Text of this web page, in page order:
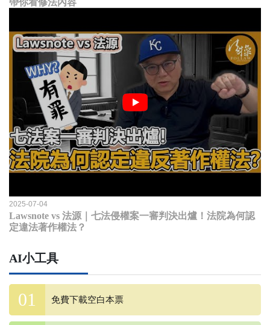
帶你看修法內容
2025-07-04
Lawsnote vs 法源｜七法侵權案一審判決出爐！法院為何認
定違法著作權法？
AI小工具
免費下載空白本票